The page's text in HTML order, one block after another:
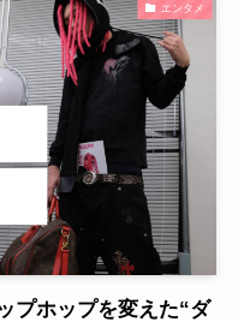
エンタメ
プホップを変えた“ダ